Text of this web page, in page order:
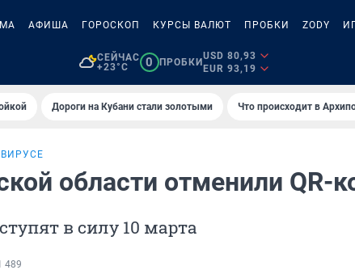
АФИША ГОРОСКОП КУРСЫ ВАЛЮТ ПРОБКИ ZODY
СЕЙЧАС
+23°C
0 ПРОБКИ
USD 80,93
EUR 93,19
Дороги на Кубани стали золотыми Что происходит в
области отменили QR-
в силу 10 марта
489